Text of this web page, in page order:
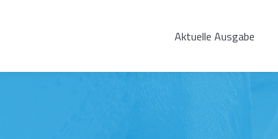
Aktuelle Ausgabe